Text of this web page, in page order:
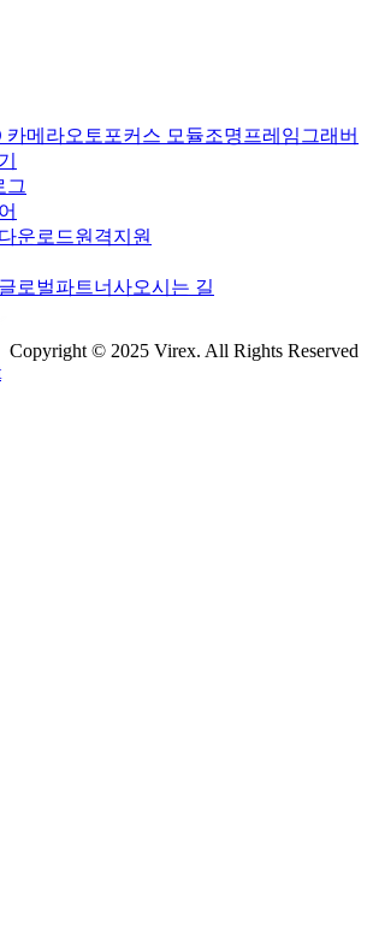
카메라오토포커스 모듈조명 프레임그래버
그
다운로드원격지원
글로벌파트너사오시는 길
Copyright © 2025 Virex. All Rights Reserved